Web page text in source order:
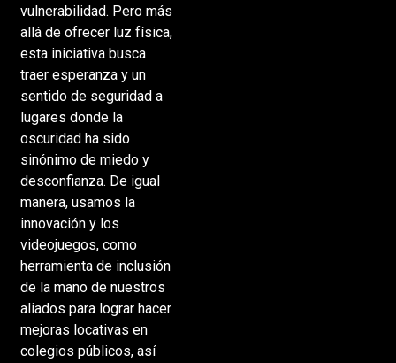
vulnerabilidad. Pero más
allá de ofrecer luz física,
esta iniciativa busca
traer esperanza y un
sentido de seguridad a
lugares donde la
oscuridad ha sido
sinónimo de miedo y
desconfianza. De igual
manera, usamos la
innovación y los
videojuegos, como
herramienta de inclusión
de la mano de nuestros
aliados para lograr hacer
mejoras locativas en
colegios públicos, así